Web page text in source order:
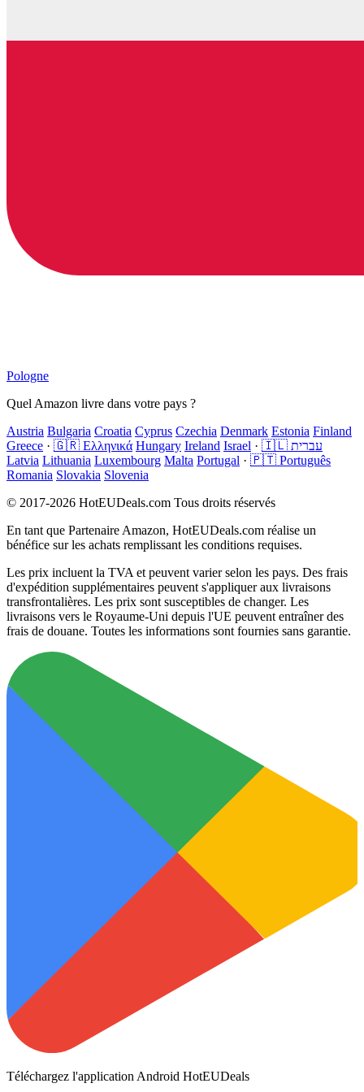
Pologne
Quel Amazon livre dans votre pays ?
Austria Bulgaria Croatia Cyprus Czechia Denmark Estonia Finland
Greece · 🇬🇷 Ελληνικά Hungary Ireland Israel ·
🇮🇱 עברית
Latvia Lithuania Luxembourg Malta Portugal · 🇵🇹 Português
Romania Slovakia Slovenia
© 2017-2026 HotEUDeals.com Tous droits réservés
En tant que Partenaire Amazon, HotEUDeals.com réalise un
bénéfice sur les achats remplissant les conditions requises.
Les prix incluent la TVA et peuvent varier selon les pays. Des frais
d'expédition supplémentaires peuvent s'appliquer aux livraisons
transfrontalières. Les prix sont susceptibles de changer. Les
livraisons vers le Royaume-Uni depuis l'UE peuvent entraîner des
frais de douane. Toutes les informations sont fournies sans garantie.
Téléchargez l'application Android HotEUDeals